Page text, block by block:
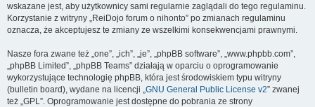
wskazane jest, aby użytkownicy sami regularnie zaglądali do tego regulaminu.
Korzystanie z witryny „ReiDojo forum o nihonto” po zmianach regulaminu
oznacza, że akceptujesz te zmiany ze wszelkimi konsekwencjami prawnymi.
Nasze fora zwane też „one”, „ich”, „je”, „phpBB software”, „www.phpbb.com”,
„phpBB Limited”, „phpBB Teams” działają w oparciu o oprogramowanie
wykorzystujące technologię phpBB, która jest środowiskiem typu witryny
(bulletin board), wydane na licencji „GNU General Public License v2” zwanej
też „GPL”. Oprogramowanie jest dostępne do pobrania ze strony